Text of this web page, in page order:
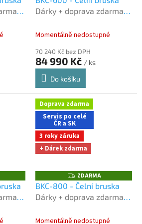
A
R
M
Dárky + doprava zdarma
Momentálně nedostupné
70 240 Kč bez DPH
84 990 Kč / ks
Do košíku
Doprava zdarma
Servis po celé
ČR a SK
3 roky záruka
+ Dárek zdarma
Z
D
A
R
M
ZDARMA
BKC-800 - Čelní bruska
Dárky + doprava zdarma
Momentálně nedostupné